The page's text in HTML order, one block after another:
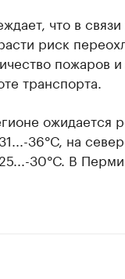
что в
риск
пожаров
транспорта.
ожидается
36°С, на
30°С. В